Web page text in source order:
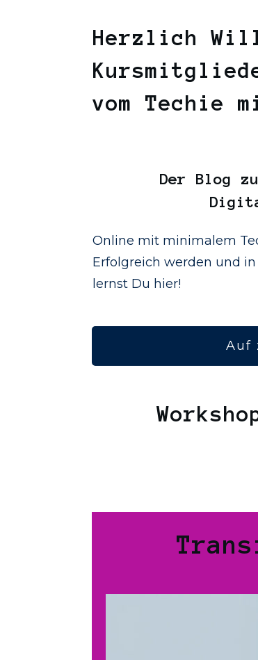
Herzlich
vom Techie
Der Blog
Online mit minimalem
Erfolgreich werden und
lernst Du hier!
Auf